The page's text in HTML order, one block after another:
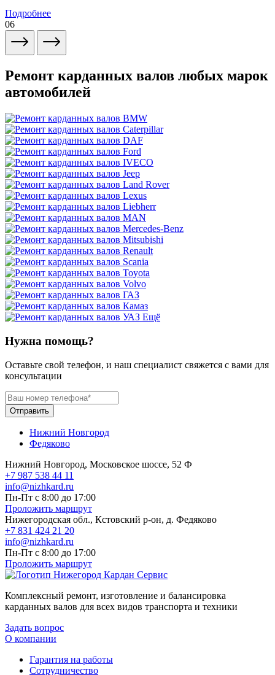
Подробнее
06
Ремонт карданных валов любых марок
автомобилей
Ещё
Нужна помощь?
Оставьте свой телефон, и наш специалист свяжется с вами для
консультации
Отправить
Нижний Новгород
Федяково
Нижний Новгород, Московское шоссе, 52 Ф
+7 987 538 44 11
info@nizhkard.ru
Пн-Пт с 8:00 до 17:00
Проложить маршрут
Нижегородская обл., Кстовский р-он, д. Федяково
+7 831 424 21 20
info@nizhkard.ru
Пн-Пт с 8:00 до 17:00
Проложить маршрут
Комплексный ремонт, изготовление и балансировка
карданных валов для всех видов транспорта и техники
Задать вопрос
О компании
Гарантия на работы
Сотрудничество